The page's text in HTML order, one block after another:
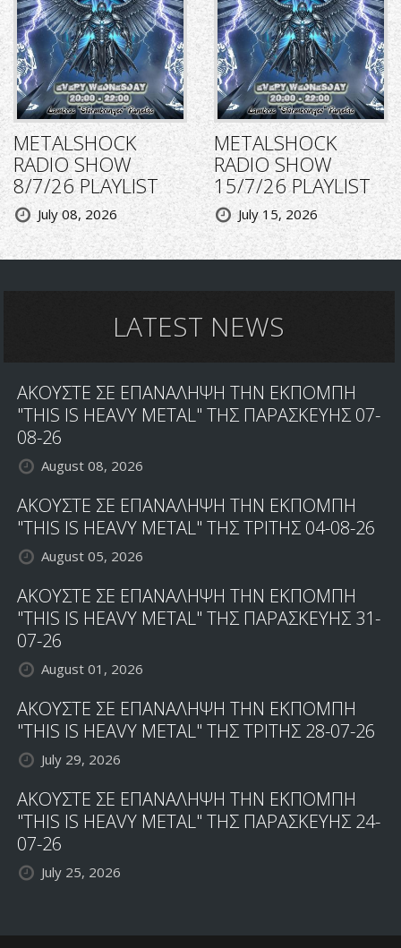
METALSHOCK
RADIO SHOW
8/7/26 PLAYLIST
July 08, 2026
METALSHOCK
RADIO SHOW
15/7/26 PLAYLIST
July 15, 2026
LATEST NEWS
ΑΚΟΥΣΤΕ ΣΕ ΕΠΑΝΑΛΗΨΗ ΤΗΝ ΕΚΠΟΜΠΗ
"THIS IS HEAVY METAL" ΤΗΣ ΠΑΡΑΣΚΕΥΗΣ 07-
08-26
August 08, 2026
ΑΚΟΥΣΤΕ ΣΕ ΕΠΑΝΑΛΗΨΗ ΤΗΝ ΕΚΠΟΜΠΗ
"THIS IS HEAVY METAL" ΤΗΣ ΤΡΙΤΗΣ 04-08-26
August 05, 2026
ΑΚΟΥΣΤΕ ΣΕ ΕΠΑΝΑΛΗΨΗ ΤΗΝ ΕΚΠΟΜΠΗ
"THIS IS HEAVY METAL" ΤΗΣ ΠΑΡΑΣΚΕΥΗΣ 31-
07-26
August 01, 2026
ΑΚΟΥΣΤΕ ΣΕ ΕΠΑΝΑΛΗΨΗ ΤΗΝ ΕΚΠΟΜΠΗ
"THIS IS HEAVY METAL" ΤΗΣ ΤΡΙΤΗΣ 28-07-26
July 29, 2026
ΑΚΟΥΣΤΕ ΣΕ ΕΠΑΝΑΛΗΨΗ ΤΗΝ ΕΚΠΟΜΠΗ
"THIS IS HEAVY METAL" ΤΗΣ ΠΑΡΑΣΚΕΥΗΣ 24-
07-26
July 25, 2026